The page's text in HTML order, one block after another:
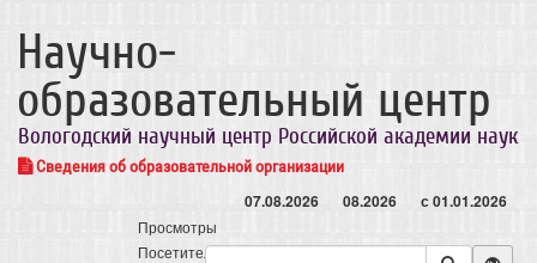
Научно-
образовательный центр
Вологодский научный центр Российской академии наук
Сведения об образовательной организации
07.08.2026 08.2026 с 01.01.2026
Просмотры
Посетители